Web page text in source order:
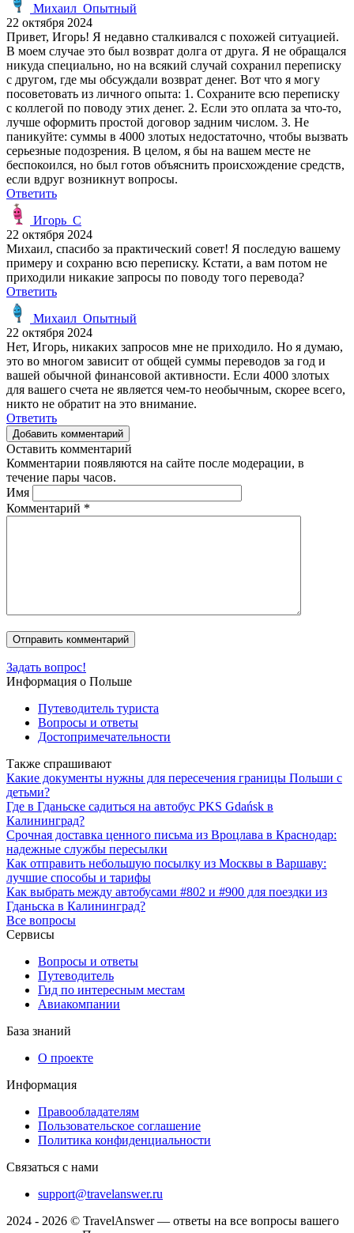
Михаил_Опытный
22 октября 2024
Привет, Игорь! Я недавно сталкивался с похожей ситуацией.
В моем случае это был возврат долга от друга. Я не обращался
никуда специально, но на всякий случай сохранил переписку
с другом, где мы обсуждали возврат денег. Вот что я могу
посоветовать из личного опыта: 1. Сохраните всю переписку
с коллегой по поводу этих денег. 2. Если это оплата за что-то,
лучше оформить простой договор задним числом. 3. Не
паникуйте: суммы в 4000 злотых недостаточно, чтобы вызвать
серьезные подозрения. В целом, я бы на вашем месте не
беспокоился, но был готов объяснить происхождение средств,
если вдруг возникнут вопросы.
Ответить
Игорь_С
22 октября 2024
Михаил, спасибо за практический совет! Я последую вашему
примеру и сохраню всю переписку. Кстати, а вам потом не
приходили никакие запросы по поводу того перевода?
Ответить
Михаил_Опытный
22 октября 2024
Нет, Игорь, никаких запросов мне не приходило. Но я думаю,
это во многом зависит от общей суммы переводов за год и
вашей обычной финансовой активности. Если 4000 злотых
для вашего счета не является чем-то необычным, скорее всего,
никто не обратит на это внимание.
Ответить
Добавить комментарий
Оставить комментарий
Комментарии появляются на сайте после модерации, в
течение пары часов.
Имя
Комментарий *
Задать вопрос!
Информация о Польше
Путеводитель туриста
Вопросы и ответы
Достопримечательности
Также спрашивают
Какие документы нужны для пересечения границы Польши с
детьми?
Где в Гданьске садиться на автобус PKS Gdańsk в
Калининград?
Срочная доставка ценного письма из Вроцлава в Краснодар:
надежные службы пересылки
Как отправить небольшую посылку из Москвы в Варшаву:
лучшие способы и тарифы
Как выбрать между автобусами #802 и #900 для поездки из
Гданьска в Калининград?
Все вопросы
Сервисы
Вопросы и ответы
Путеводитель
Гид по интересным местам
Авиакомпании
База знаний
О проекте
Информация
Правообладателям
Пользовательское соглашение
Политика конфиденциальности
Связаться с нами
support@travelanswer.ru
2024 - 2026 © TravelAnswer — ответы на все вопросы вашего